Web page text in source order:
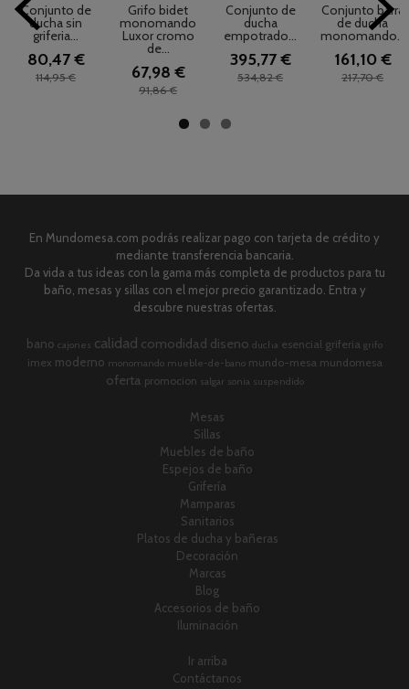
Conjunto de
ducha sin
griferia...
80,47 €
114,95 €
Grifo bidet
monomando
Luxor cromo
de...
67,98 €
91,86 €
Conjunto de
ducha
empotrado...
395,77 €
534,82 €
Conjunto barra
de ducha
monomando...
161,10 €
217,70 €
En Mundomesa.com podrás realizar pago con tarjeta de crédito y
mediante transferencia bancaria.
Da vida a tus ideas con la gama más completa de productos para tu
baño, mesas y sillas con el mejor precio garantizado. Entra y
descubre nuestras ofertas.
bano cajones calidad comodidad diseno ducha esencial griferia grifo
imex moderno monomando mueble-de-bano mundo-mesa mundomesa
oferta promocion salgar sonia suspendido
Mesas
Sillas
Muebles de baño
Espejos de baño
Grifería
Mamparas
Sanitarios
Platos de ducha y bañeras
Decoración
Marcas
Blog
Accesorios de baño
Iluminación
Ir arriba
Contáctanos